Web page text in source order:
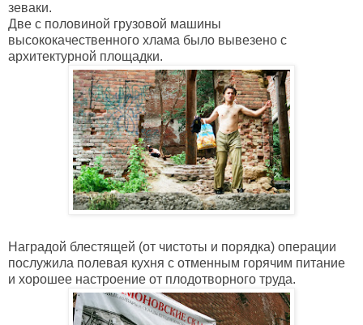
зеваки.
Две с половиной грузовой машины
высококачественного хлама было вывезено с
архитектурной площадки.
Наградой блестящей (от чистоты и порядка) операции
послужила полевая кухня с отменным горячим питание
и хорошее настроение от плодотворного труда.